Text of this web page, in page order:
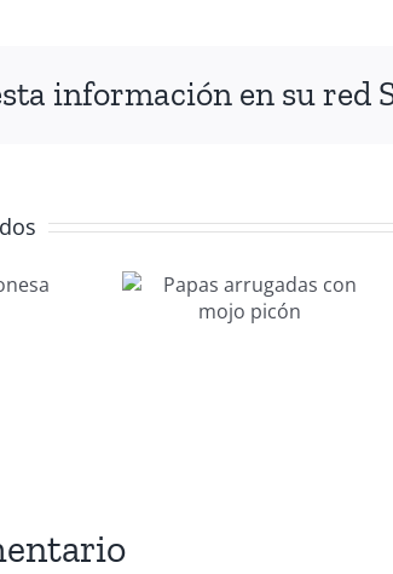
información en su red